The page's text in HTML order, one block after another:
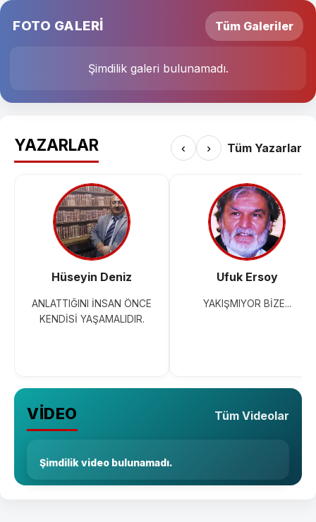
FOTO GALERİ Tüm Galeriler
Şimdilik galeri bulunamadı.
YAZARLAR ‹ › Tüm Yazarlar
Hüseyin Deniz
ANLATTIĞINI İNSAN ÖNCE
KENDİSİ YAŞAMALIDIR.
Ufuk Ersoy
YAKIŞMIYOR BİZE...
VİDEO Tüm Videolar
Şimdilik video bulunamadı.